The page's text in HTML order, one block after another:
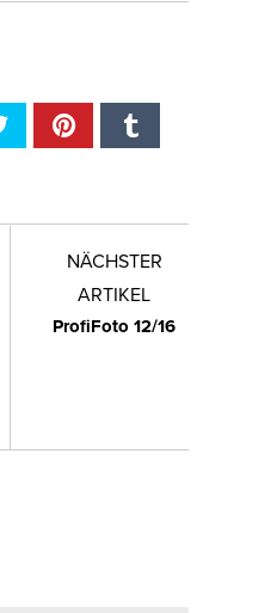
NÄCHSTER
ARTIKEL
ProfiFoto 12/16